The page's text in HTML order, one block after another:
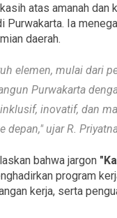
atas amanah
Purwakarta. Ia
daerah.
elemen, mulai dari
Purwakarta
inovatif, dan
depan," ujar R.
bahwa jargon
program
kerja, serta